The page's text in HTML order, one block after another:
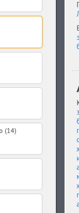
(14)